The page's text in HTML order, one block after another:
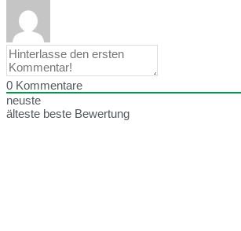
0 Kommentare
neuste
älteste beste Bewertung